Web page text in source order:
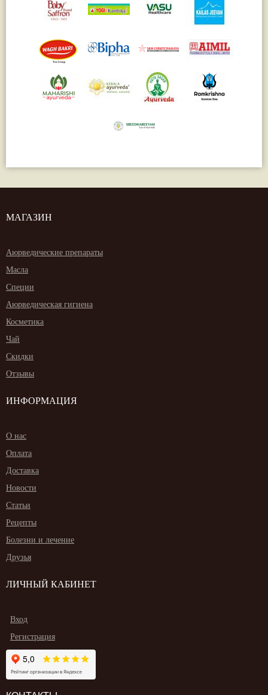
МАГАЗИН
Аюрведические препараты
Масла
Специи
Аюрведическая гигиена
Косметика
Чай
Скидки
Отзывы
ИНФОРМАЦИЯ
О нас
Оплата
Доставка
Новости
Статьи
Рецепты
Болезни и лечение
Друзья
ЛИЧНЫЙ КАБИНЕТ
Вход
Регистрация